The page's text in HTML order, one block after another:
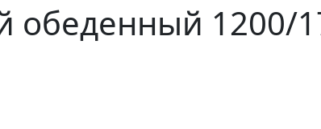
обеденный 1200/